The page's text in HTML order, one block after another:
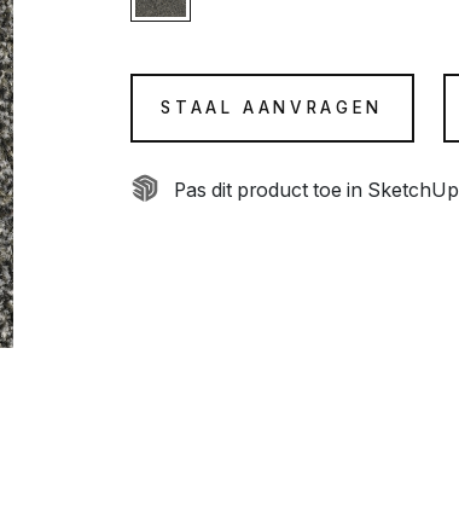
STAAL AANVRAGEN
Pas dit product toe in SketchUp